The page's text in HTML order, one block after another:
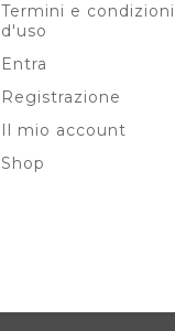
Termini e condizioni
d'uso
Entra
Registrazione
Il mio account
Shop